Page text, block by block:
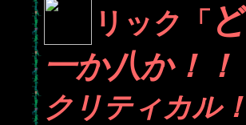
リック「
一か八か！！
クリティカル！